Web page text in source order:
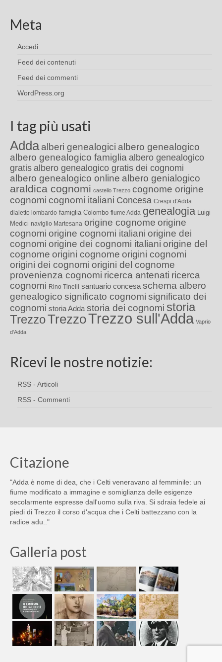
Meta
Accedi
Feed dei contenuti
Feed dei commenti
WordPress.org
I tag più usati
Adda alberi genealogici albero genealogico
albero genealogico famiglia albero genealogico
gratis albero genealogico gratis dei cognomi
albero genealogico online albero genialogico
araldica cognomi castello Trezzo cognome origine
cognomi cognomi italiani Concesa Crespi d'Adda
dialetto lombardo famiglia Colombo fiume Adda genealogia Luigi
Medici naviglio Martesana origine cognome origine
cognomi origine cognomi italiani origine dei
cognomi origine dei cognomi italiani origine del
cognome origini cognome origini cognomi
origini dei cognomi origini del cognome
provenienza cognomi ricerca antenati ricerca
cognomi Rino Tinelli santuario concesa schema albero
genealogico significato cognomi significato dei
cognomi storia Adda storia dei cognomi storia
TrezzoTrezzoTrezzo sull'Adda Vaprio
d'Adda
Ricevi le nostre notizie:
RSS - Articoli
RSS - Commenti
Citazione
"Adda è nome di dea, che i Celti veneravano al femminile: un
fiume modificato a immagine e somiglianza delle esigenze
secolarmente espresse dall'uomo sulla riva. Si sdraia fedele ai
piedi di Trezzo il corso d'acqua che i Celti battezzano con la
radice adu.."
Galleria post